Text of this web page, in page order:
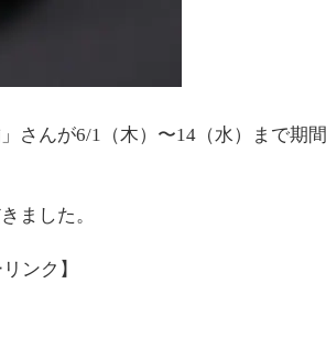
さんが6/1（木）〜14（水）まで期間
ました。
ンク】